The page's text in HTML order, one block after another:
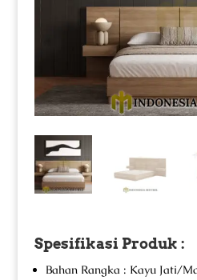
Spesifikasi Produk :
Bahan Rangka : Kayu Jati/